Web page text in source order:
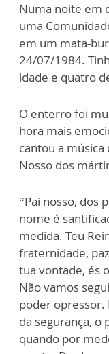
Numa noite em
uma
em um mata-
24/07/1984.
idade e quatro
O enterro foi
hora mais
cantou a música
Nosso dos
“Pai nosso, dos p
nome é
medida. Teu
fraternidade,
tua vontade, és
Nãovamos
poder opressor.
da segurança, o
quando por